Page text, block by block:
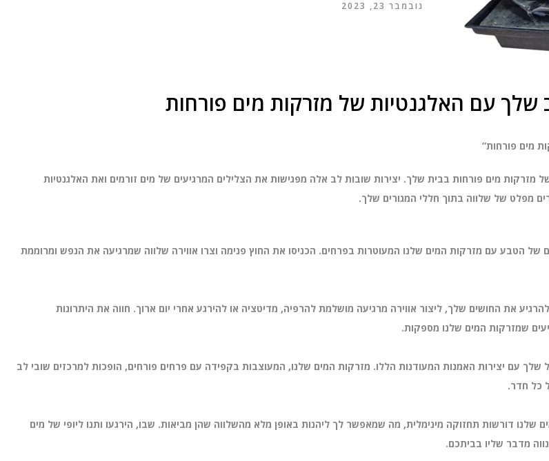
נובמבר 23, 2023
עם האלגנטיות של מזרקות מים פורחות
מים פורחות”
מזרקות מים פורחות בבית שלך. יצירות שובות לב אלה מפגישות את הצלילים המרגיעים של מים זורמים ואת האלגנטיות
מפלט של שלווה בתוך חללי המגורים שלך.
של הטבע עם מזרקות המים שלנו המעוטרות בפרחים. הכניסו את החוץ פנימה וצרו אווירה שלווה שמרגיעה את הנפש ומרוממת
את החושים שלך, ליצור אווירה מרגיעה מושלמת להרפיה, מדיטציה או להירגע אחרי יום ארוך. חווה את היתרונות
שמזרקות המים שלנו מספקות.
שלך עם יצירות האמנות המעודנות הללו. מזרקות המים שלנו, המעוצבות בקפידה עם פרחים פורחים, הופכות למרכזים שובי לב
כל חדר.
שלנו דורשות תחזוקה מינימלית, מה שמאפשר לך ליהנות באופן מלא מהשלווה שהן מביאות. שבו, הירגעו ותנו ליופי של מים
מדבר שליו בביתכם.